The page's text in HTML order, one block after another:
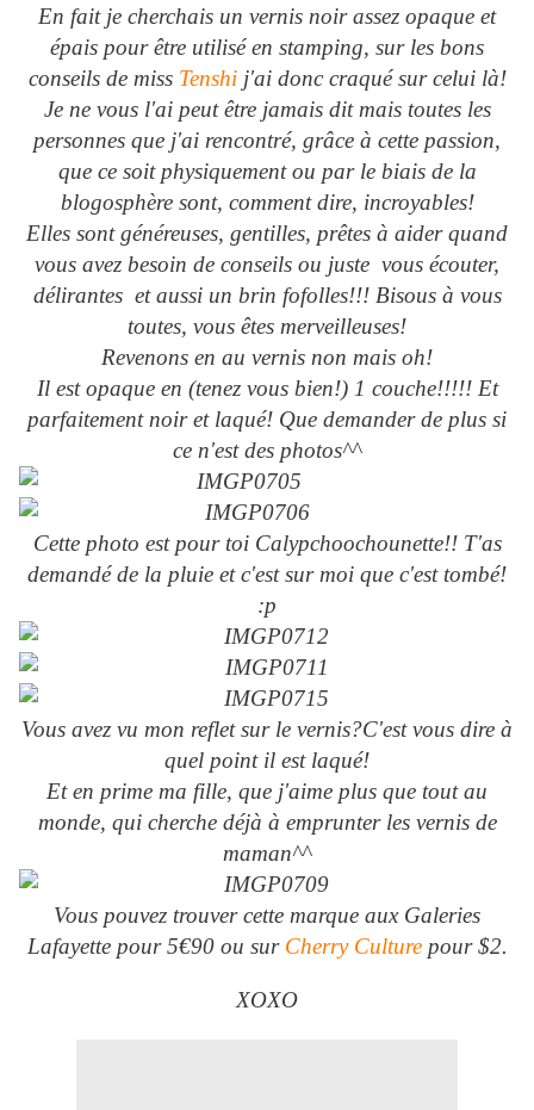
En fait je cherchais un vernis noir assez opaque et
épais pour être utilisé en stamping, sur les bons
conseils de miss Tenshij'ai donc craqué sur celui là!
Je ne vous l'ai peut être jamais dit mais toutes les
personnes que j'ai rencontré, grâce à cette passion,
que ce soit physiquement ou par le biais de la
blogosphère sont, comment dire, incroyables!
Elles sont généreuses, gentilles, prêtes à aider quand
vous avez besoin de conseils ou juste vous écouter,
délirantes et aussi un brin fofolles!!! Bisous à vous
toutes, vous êtes merveilleuses!
Revenons en au vernis non mais oh!
Il est opaque en (tenez vous bien!) 1 couche!!!!! Et
parfaitement noir et laqué! Que demander de plus si
ce n'est des photos^^
Cette photo est pour toi Calypchoochounette!! T'as
demandé de la pluie et c'est sur moi que c'est tombé!
:p
Vous avez vu mon reflet sur le vernis?C'est vous dire à
quel point il est laqué!
Et en prime ma fille, que j'aime plus que tout au
monde, qui cherche déjà à emprunter les vernis de
maman^^
Vous pouvez trouver cette marque aux Galeries
Lafayette pour 5€90 ou sur Cherry Culturepour $2.
XOXO